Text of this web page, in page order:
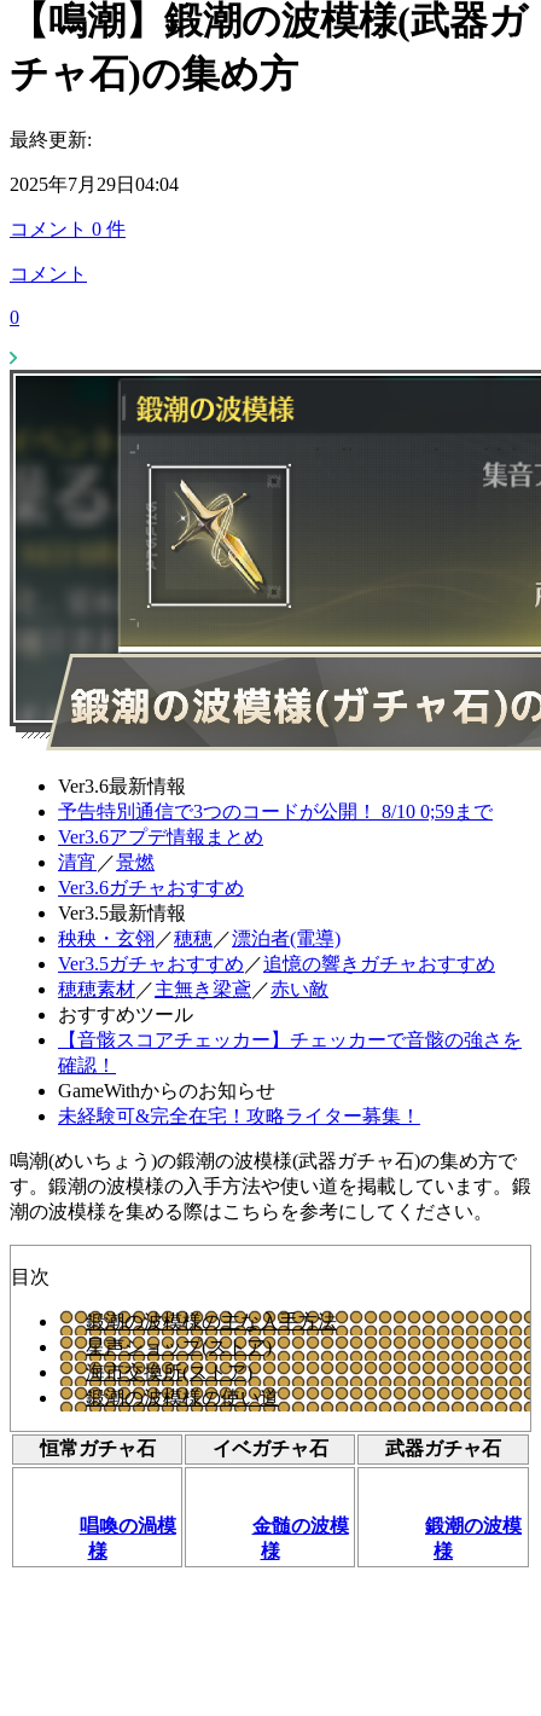
【鳴潮】鍛潮の波模様(武器ガ
チャ石)の集め方
最終更新:
2025年7月29日04:04
コメント 0 件
コメント
0
Ver3.6最新情報
予告特別通信で3つのコードが公開！ 8/10 0;59まで
Ver3.6アプデ情報まとめ
清宵 ／景燃
Ver3.6ガチャおすすめ
Ver3.5最新情報
秧秧・玄翎 ／穂穂／漂泊者(電導)
Ver3.5ガチャおすすめ ／追憶の響きガチャおすすめ
穂穂素材／主無き梁鳶 ／赤い敵
おすすめツール
【音骸スコアチェッカー】チェッカーで音骸の強さを
確認！
GameWithからのお知らせ
未経験可&完全在宅！攻略ライター募集！
鳴潮(めいちょう)の鍛潮の波模様(武器ガチャ石)の集め方で
す。鍛潮の波模様の入手方法や使い道を掲載しています。鍛
潮の波模様を集める際はこちらを参考にしてください。
目次
鍛潮の波模様の主な入手方法
星声ショップ(ストア)
海市交換所(ストア)
鍛潮の波模様の使い道
恒常ガチャ石 イベガチャ石 武器ガチャ石
唱喚の渦模
様
金髄の波模
様
鍛潮の波模
様